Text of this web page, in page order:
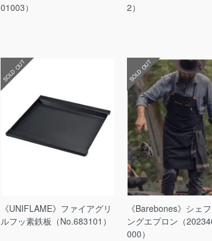
01003）
2）
SOLD OUT
《UNIFLAME》ファイアグリ
ルフッ素鉄板（No.683101）
SOLD OUT
《Barebones》シェ
ングエプロン（
000）